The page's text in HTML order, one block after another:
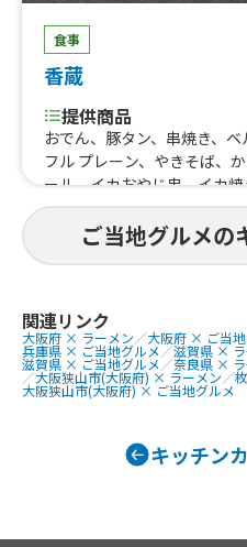
食事
香蔵
提供商品
おでん、豚タン、串焼き、ベ
フル プレーン、やきそば、かき氷、ビ
ール、イカおやじ串、イカ
ご当地グルメの
関連リンク
大阪府 × ラーメン／大阪府 × ご当
兵庫県 × ご当地グルメ／滋賀県 × ラ
滋賀県 × ご当地グルメ／奈良県 × ラ
／大阪狭山市(大阪府) × ラーメン／
大阪狭山市(大阪府) × ご当地グルメ
キッチン